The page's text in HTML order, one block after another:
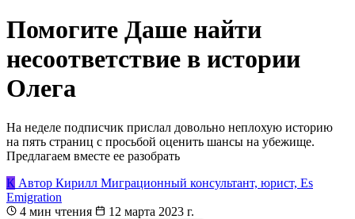
Помогите Даше найти
несоответствие в истории
Олега
На неделе подписчик прислал довольно неплохую историю
на пять страниц с просьбой оценить шансы на убежище.
Предлагаем вместе ее разобрать
К Автор Кирилл Миграционный консультант, юрист, Es
Emigration
4 мин чтения
12 марта 2023 г.